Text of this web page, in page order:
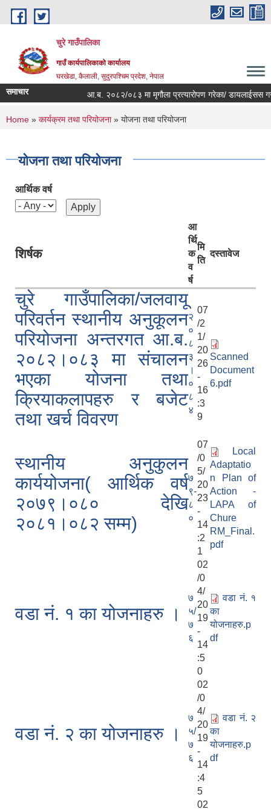
Skip to main content
चुरे गाउँपालिका
गाउँ कार्यपालिकाको कार्यालय
घरखेडा, कैलाली, सुदुरपश्चिम प्रदेश, नेपाल
समाचार आ.ब. २०८२/०८३ मा मृगौला प्रत्यारोपण गरेका/ डायलाईसस
You are here
Home » कार्यक्रम तथा परियोजना» योजना तथा परियोजना
योजना तथा परियोजना
आर्थिक वर्ष
शिर्षक
आ
र्थि
क
व
र्ष
मि
ति
दस्तावेज
चुरे गाउँपालिका/जलवायू
परिवर्तन स्थानीय अनुकूलन
परियोजना अन्तरगत आ.ब.
२०८२।०८३ मा संचालन
भएका योजना तथा
क्रियाकलापहरु र बजेट
तथा खर्च विवरण
२
०
८
३
।
०
८
४
07
/2
1/
20
26
-
16
:3
9
Scanned
Document
6.pdf
स्थानीय अनुकुलन
कार्ययोजना( आर्थिक वर्ष
२०७९।०८० देखि
२०८१।०८२ सम्म)
७
९-
८
०
07
/0
5/
20
23
-
14
:2
1
Local
Adaptatio
n Plan of
Action -
LAPA of
Chure
RM_Final.
pdf
वडा नं. १ का योजनाहरु ।
७
५/
७
६
02
/0
4/
20
19
-
14
:5
0
वडा नं. १
का
योजनाहरु.p
df
वडा नं. २ का योजनाहरु ।
७
५/
७
६
02
/0
4/
20
19
-
14
:4
5
वडा नं. २
का
योजनाहरु.p
df
02